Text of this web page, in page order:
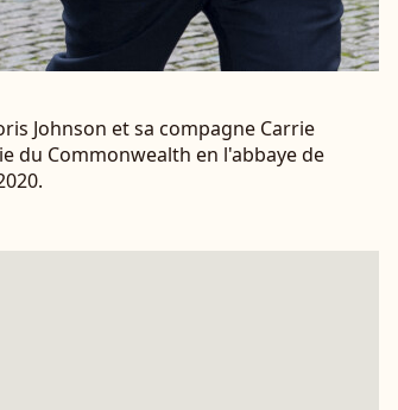
Johnson et sa compagne Carrie
du Commonwealth en l'abbaye de